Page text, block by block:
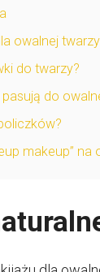
owalnej
do twarzy?
do
makeup” na